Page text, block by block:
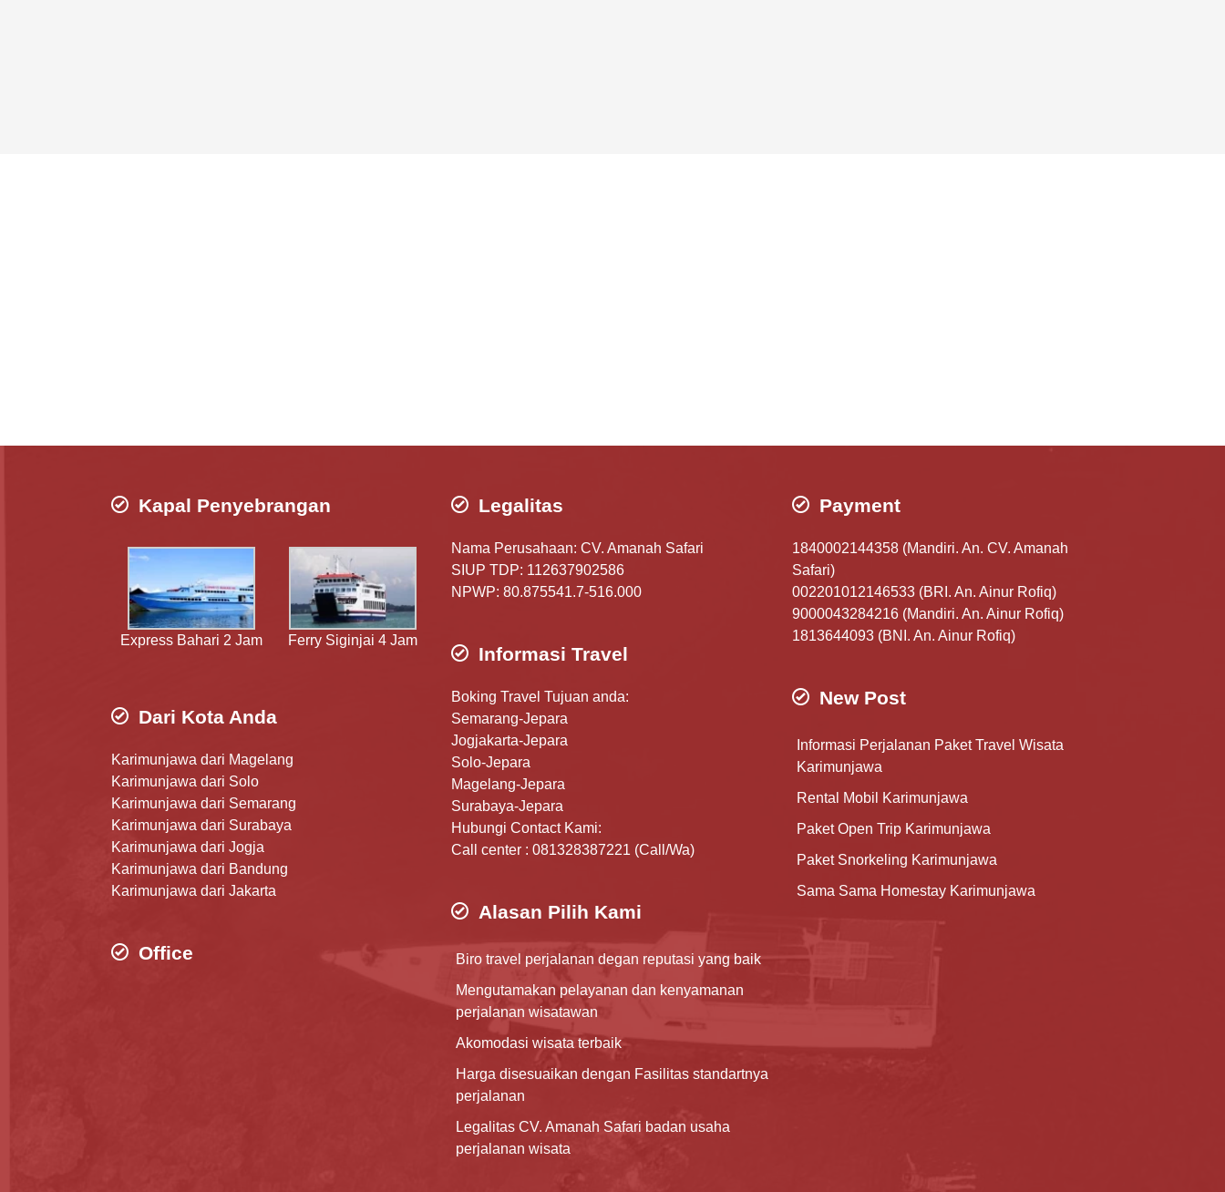
Kapal Penyebrangan
Express Bahari 2 Jam Ferry Siginjai 4 Jam
Dari Kota Anda
Karimunjawa dari Magelang
Karimunjawa dari Solo
Karimunjawa dari Semarang
Karimunjawa dari Surabaya
Karimunjawa dari Jogja
Karimunjawa dari Bandung
Karimunjawa dari Jakarta
Office
Legalitas
Nama Perusahaan: CV. Amanah Safari
SIUP TDP: 112637902586
NPWP: 80.875541.7-516.000
Informasi Travel
Boking Travel Tujuan anda:
Semarang-Jepara
Jogjakarta-Jepara
Solo-Jepara
Magelang-Jepara
Surabaya-Jepara
Hubungi Contact Kami:
Call center : 081328387221 (Call/Wa)
Alasan Pilih Kami
Biro travel perjalanan degan reputasi yang baik
Mengutamakan pelayanan dan kenyamanan
perjalanan wisatawan
Akomodasi wisata terbaik
Harga disesuaikan dengan Fasilitas standartnya
perjalanan
Legalitas CV. Amanah Safari badan usaha
perjalanan wisata
Payment
1840002144358 (Mandiri. An. CV. Amanah
Safari)
002201012146533 (BRI. An. Ainur Rofiq)
9000043284216 (Mandiri. An. Ainur Rofiq)
1813644093 (BNI. An. Ainur Rofiq)
New Post
Informasi Perjalanan Paket Travel Wisata
Karimunjawa
Rental Mobil Karimunjawa
Paket Open Trip Karimunjawa
Paket Snorkeling Karimunjawa
Sama Sama Homestay Karimunjawa